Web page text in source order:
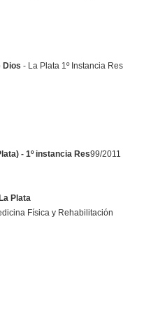
Dios - La Plata 1º Instancia Res
- 1º instancia Res99/2011
Plata
Física y Rehabilitación